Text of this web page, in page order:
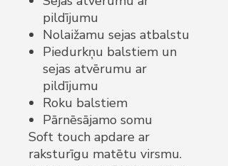
pildījumu
Nolaižamu sejas atbalstu
Piedurkņu balstiem un
sejas atvērumu ar
pildījumu
Roku balstiem
Pārnēsājamo somu
Soft touch apdare ar
raksturīgu matētu virsmu.